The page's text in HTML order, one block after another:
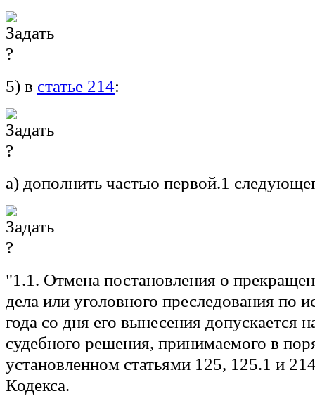
5) в статье 214:
а) дополнить частью первой.1
"1.1. Отмена постановления о
дела или уголовного преследования по
года со дня его вынесения допускается
судебного решения, принимаемого в
установленном статьями 125, 125.1 и
Кодекса.